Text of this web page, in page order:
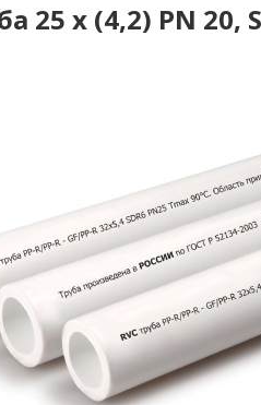
25 х (4,2) PN 20,